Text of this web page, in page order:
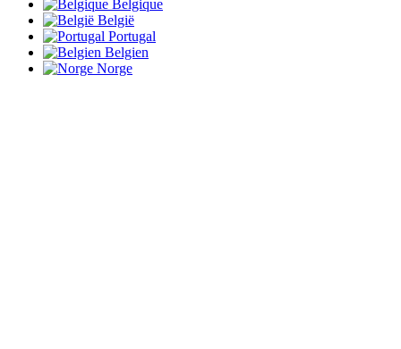
Belgique
België
Portugal
Belgien
Norge